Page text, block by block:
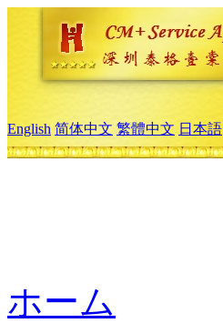
English 简体中文 繁體中文 日本語
ホーム